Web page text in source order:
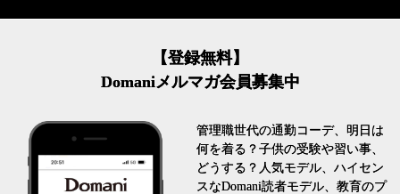
【登録無料】
Domaniメルマガ会員募集中
管理職世代の通勤コーデ、明日は
何を着る？子供の受験や習い事、
どうする？人気モデル、ハイセン
スなDomani読者モデル、教育のプ